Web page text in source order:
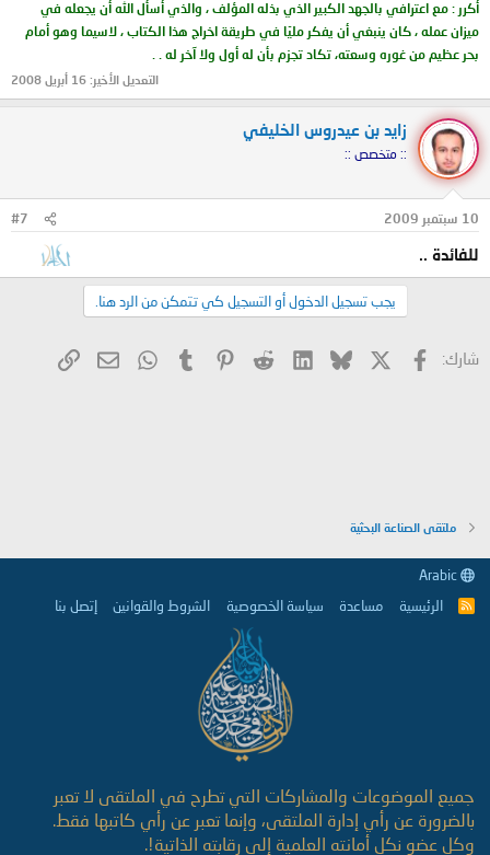
أكرر : مع اعترافي بالجهد الكبير الذي بذله المؤلف ، والذي أسأل الله أن يجعله في
ميزان عمله ، كان ينبغي أن يفكر مليّا في طريقة اخراج هذا الكتاب ، لاسيما وهو أمام
بحر عظيم من غوره وسعته، تكاد تجزم بأن له أول ولا آخر له . .
التعديل الأخير: 16 أبريل 2008
زايد بن عيدروس الخليفي
:: متخصص ::
10 سبتمبر 2009 #7
للفائدة ..
يجب تسجيل الدخول أو التسجيل كي تتمكن من الرد هنا.
شارك: فيسبوك Bluesky
LinkedIn
Reddit
Pinterest
Tumblr
WhatsApp
البريد
ملتقى الصناعة البحثية
R
الرئيسية مساعدة سياسة الخصوصية الشروط والقوانين إتصل بنا
جميع الموضوعات والمشاركات التي تطرح في الملتقى لا تعبر
بالضرورة عن رأي إدارة الملتقى، وإنما تعبر عن رأي كاتبها فقط.
وكل عضو نكل أمانته العلمية إلى رقابته الذاتية!.